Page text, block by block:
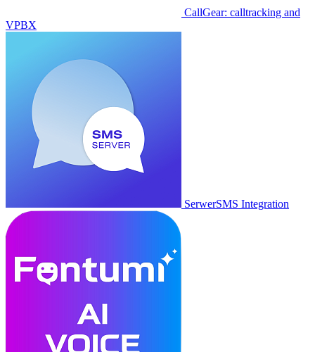
CallGear: calltracking and
VPBX
SerwerSMS Integration